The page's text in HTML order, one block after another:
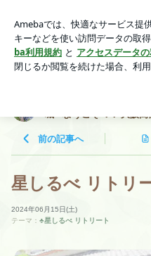
間が止まる龍宮城へようこ
アプリをダウンロードして ブ
ょう。
城へようこ
前の記事へ
星しるべ リトリ
2024年06月15日(土)
テーマ： ♣︎星しるべ リトリート